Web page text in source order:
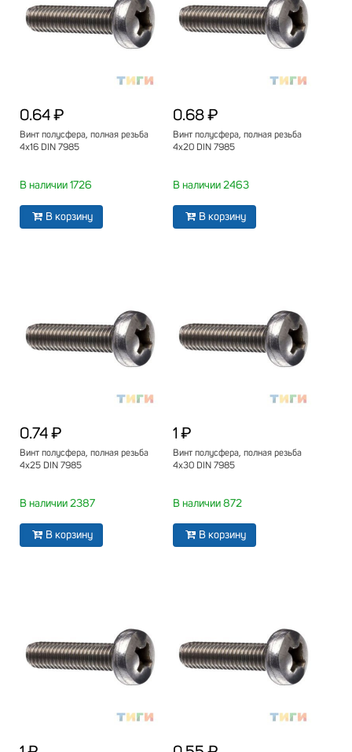
0.64 ₽
Винт полусфера, полная резьба
4х16 DIN 7985
В наличии 1726
В корзину
0.68 ₽
Винт полусфера, полная резьба
4х20 DIN 7985
В наличии 2463
В корзину
0.74 ₽
Винт полусфера, полная резьба
4х25 DIN 7985
В наличии 2387
В корзину
1 ₽
Винт полусфера, полная резьба
4х30 DIN 7985
В наличии 872
В корзину